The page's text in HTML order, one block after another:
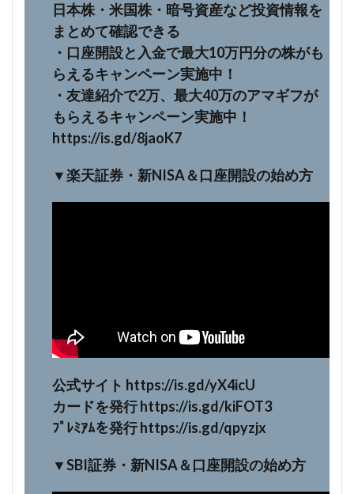
日本株・米国株・暗号資産など投資情報を
まとめて確認できる
・口座開設と入金で最大10万円分の株がも
らえるキャンペーン実施中！
・友達紹介で2万、最大40万のアマギフが
もらえるキャンペーン実施中！
https://is.gd/8jaoK7
▼楽天証券・新NISA＆口座開設の始め方
公式サイト https://is.gd/yX4icU
カードを発行 https://is.gd/kiFOT3
ﾌﾟﾚﾐｱﾑを発行 https://is.gd/qpyzjx
▼SBI証券・新NISA＆口座開設の始め方